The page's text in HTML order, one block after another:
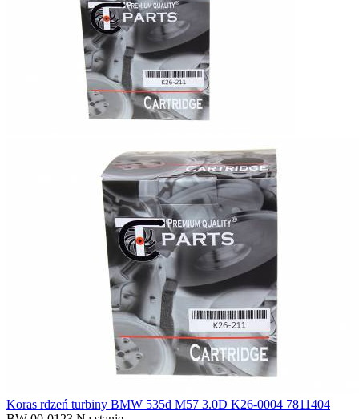
Koras rdzeń turbiny BMW 535d M57 3.0D K26-0004 7811404